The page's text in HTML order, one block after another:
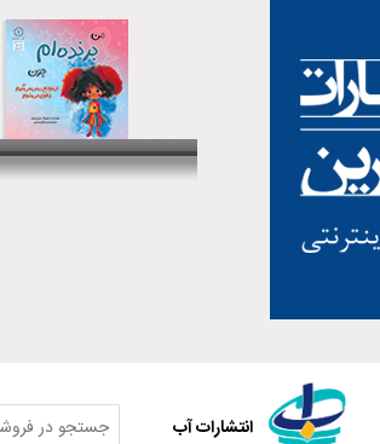
انتشارات آب